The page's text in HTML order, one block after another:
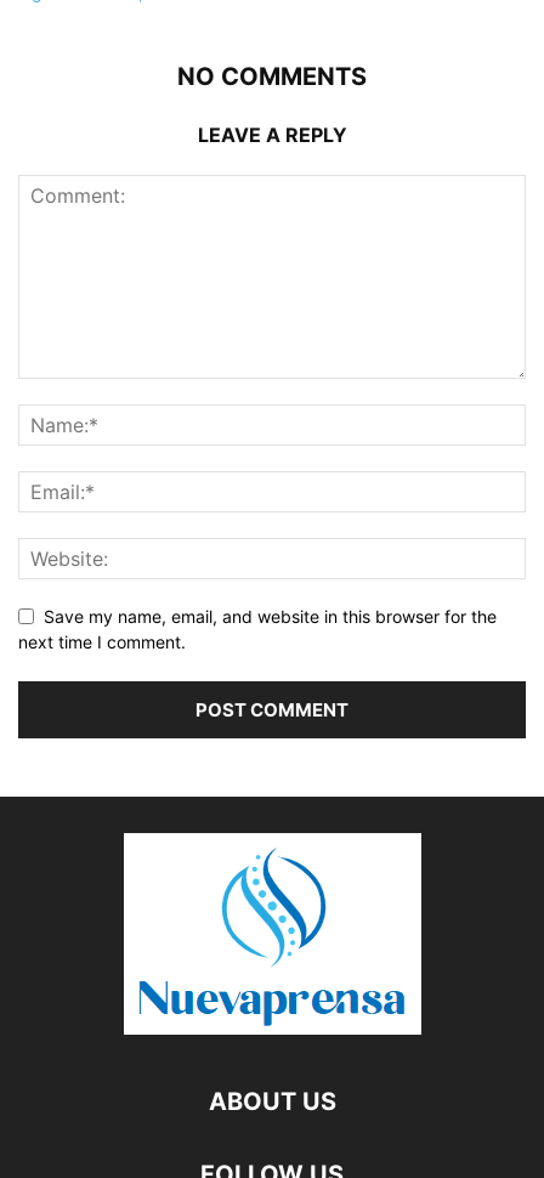
NO COMMENTS
LEAVE A REPLY
Save my name, email, and website in this browser for the
next time I comment.
ABOUT US